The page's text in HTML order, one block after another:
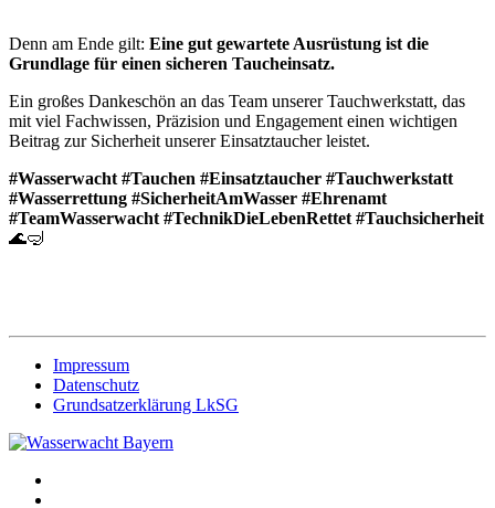
Denn am Ende gilt: Eine gut gewartete Ausrüstung ist die
Grundlage für einen sicheren Taucheinsatz.
Ein großes Dankeschön an das Team unserer Tauchwerkstatt, das
mit viel Fachwissen, Präzision und Engagement einen wichtigen
Beitrag zur Sicherheit unserer Einsatztaucher leistet.
#Wasserwacht #Tauchen #Einsatztaucher #Tauchwerkstatt
#Wasserrettung #SicherheitAmWasser #Ehrenamt
#TeamWasserwacht #TechnikDieLebenRettet #Tauchsicherheit
🌊🤿
Impressum
Datenschutz
Grundsatzerklärung LkSG